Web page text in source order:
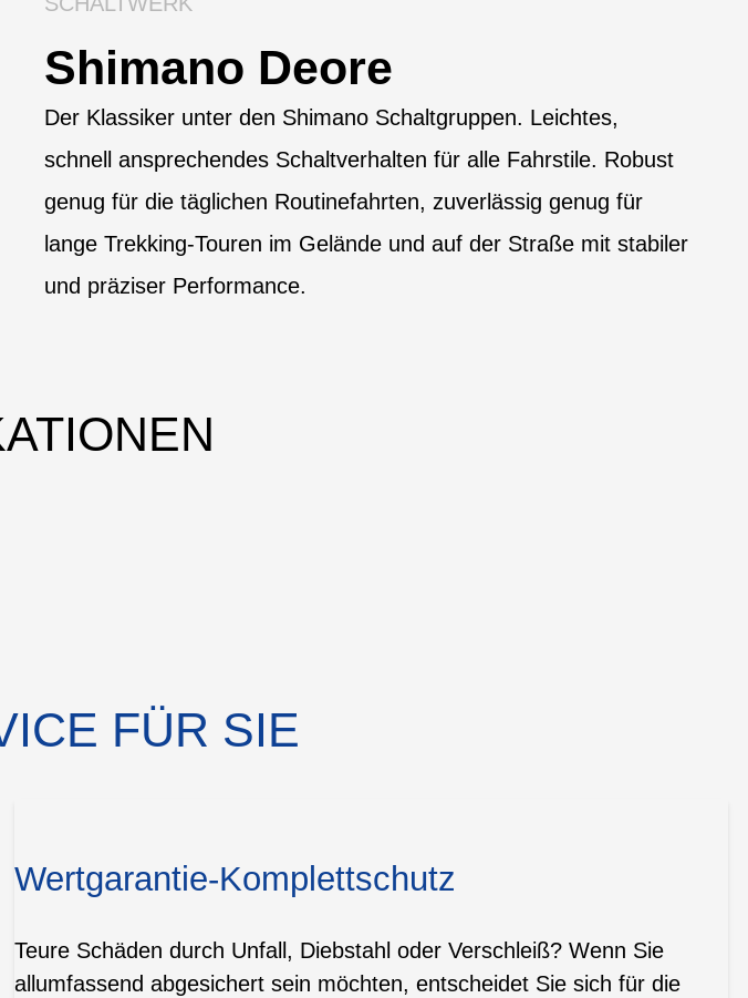
Shimano Deore
Der Klassiker unter den Shimano Schaltgruppen. Leichtes,
schnell ansprechendes Schaltverhalten für alle Fahrstile. Robust
genug für die täglichen Routinefahrten, zuverlässig genug für
lange Trekking-Touren im Gelände und auf der Straße mit stabiler
und präziser Performance.
FÜR SIE
Wertgarantie-Komplettschutz
Teure Schäden durch Unfall, Diebstahl oder Verschleiß? Wenn Sie
allumfassend abgesichert sein möchten, entscheidet Sie sich für die